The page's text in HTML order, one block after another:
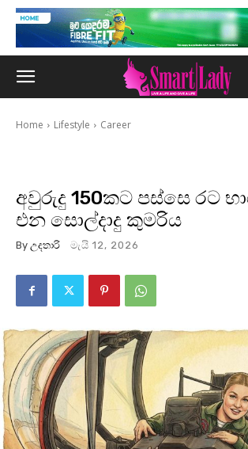
Home Lifestyle Career
අවුරුදු 150කට පස්සෙ රට
එන සොල්දාදු කුමරිය
By උදතාරි මැයි 12, 2026